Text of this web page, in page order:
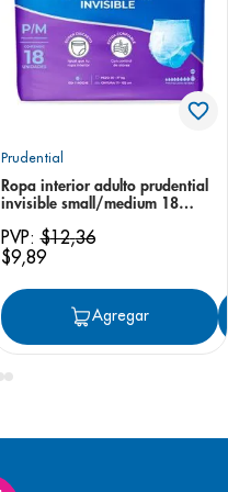
Agregar
Prudential
Ropa interior adulto prudential
invisible small/medium 18
PVP:$12,36
$9,89
Agregar